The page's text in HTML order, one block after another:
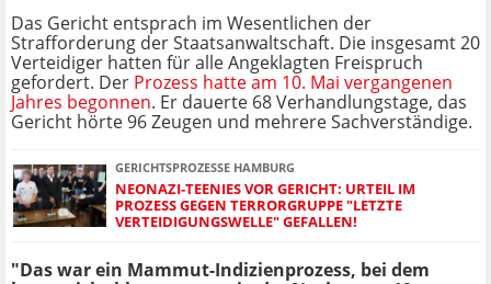
Das Gericht entsprach im Wesentlichen der
Strafforderung der Staatsanwaltschaft. Die insgesamt 20
Verteidiger hatten für alle Angeklagten Freispruch
gefordert. Der Prozess hatte am 10. Mai vergangenen
Jahres begonnen. Er dauerte 68 Verhandlungstage, das
Gericht hörte 96 Zeugen und mehrere Sachverständige.
GERICHTSPROZESSE HAMBURG
NEONAZI-TEENIES VOR GERICHT: URTEIL IM
PROZESS GEGEN TERRORGRUPPE "LETZTE
VERTEIDIGUNGSWELLE" GEFALLEN!
"Das war ein Mammut-Indizienprozess, bei dem